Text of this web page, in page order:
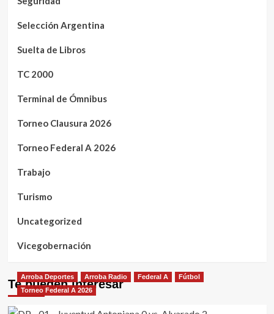
Selección Argentina
Suelta de Libros
TC 2000
Terminal de Ómnibus
Torneo Clausura 2026
Torneo Federal A 2026
Trabajo
Turismo
Uncategorized
Vicegobernación
Te pueden interesar
Arroba Deportes Arroba Radio Federal A
Fútbol
Torneo Federal A 2026